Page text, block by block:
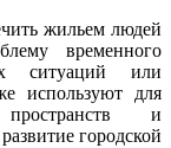
жильем людей
временного
ситуаций или
используют для
и
городской